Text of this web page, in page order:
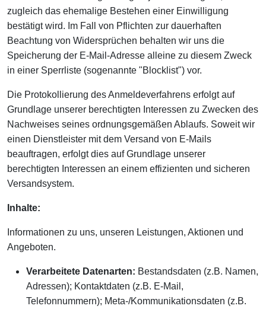
zugleich das ehemalige Bestehen einer Einwilligung
bestätigt wird. Im Fall von Pflichten zur dauerhaften
Beachtung von Widersprüchen behalten wir uns die
Speicherung der E-Mail-Adresse alleine zu diesem Zweck
in einer Sperrliste (sogenannte "Blocklist") vor.
Die Protokollierung des Anmeldeverfahrens erfolgt auf
Grundlage unserer berechtigten Interessen zu Zwecken des
Nachweises seines ordnungsgemäßen Ablaufs. Soweit wir
einen Dienstleister mit dem Versand von E-Mails
beauftragen, erfolgt dies auf Grundlage unserer
berechtigten Interessen an einem effizienten und sicheren
Versandsystem.
Inhalte:
Informationen zu uns, unseren Leistungen, Aktionen und
Angeboten.
Verarbeitete Datenarten: Bestandsdaten (z.B. Namen,
Adressen); Kontaktdaten (z.B. E-Mail,
Telefonnummern); Meta-/Kommunikationsdaten (z.B.